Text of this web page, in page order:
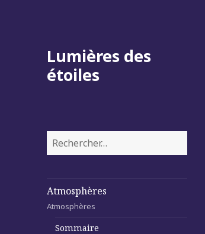
Lumières des
étoiles
Rechercher :
Atmosphères
Atmosphères
Sommaire